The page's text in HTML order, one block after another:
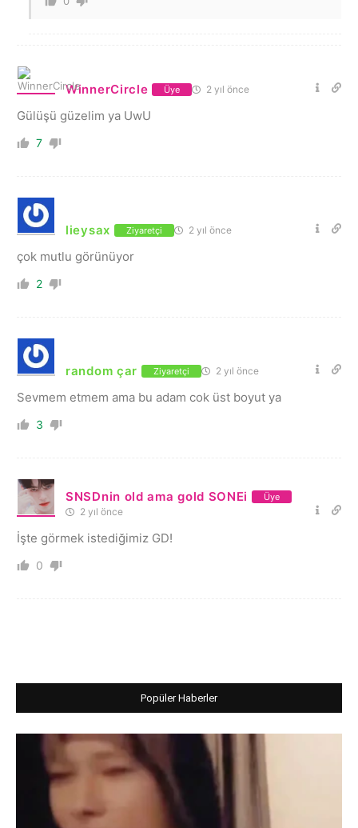
WinnerCircle Üye 2 yıl önce
Gülüşü güzelim ya UwU
7
lieysax Ziyaretçi 2 yıl önce
çok mutlu görünüyor
2
random çar Ziyaretçi 2 yıl önce
Sevmem etmem ama bu adam cok üst boyut ya
3
SNSDnin old ama gold SONEi Üye
2 yıl önce
İşte görmek istediğimiz GD!
0
Popüler Haberler